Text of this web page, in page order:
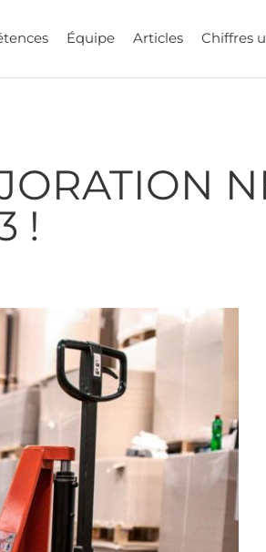
Équipe Articles Chiffres
!